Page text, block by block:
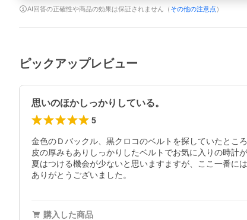
AI回答の正確性や商品の効果は保証されません（ その他の注意点 ）
ピックアップレビュー
思いのほかしっかりしている。
5
金色のＤバックル、黒クロコのベルトを探していたとこ
皮の厚みもありしっかりしたベルトでお気に入りの時計
夏はつける機会が少ないと思いますますが、ここ一番に
ありがとうございました。
購入した商品